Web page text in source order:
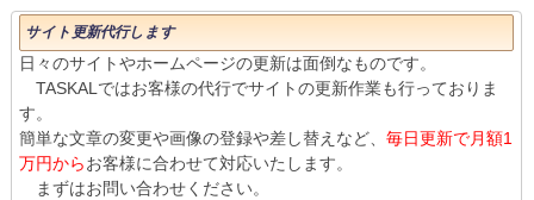
サイト更新代行します
日々のサイトやホームページの更新は面倒なものです。
TASKALではお客様の代行でサイトの更新作業も行っておりま
す。
簡単な文章の変更や画像の登録や差し替えなど、 毎日更新で月額1
万円からお客様に合わせて対応いたします。
まずはお問い合わせください。